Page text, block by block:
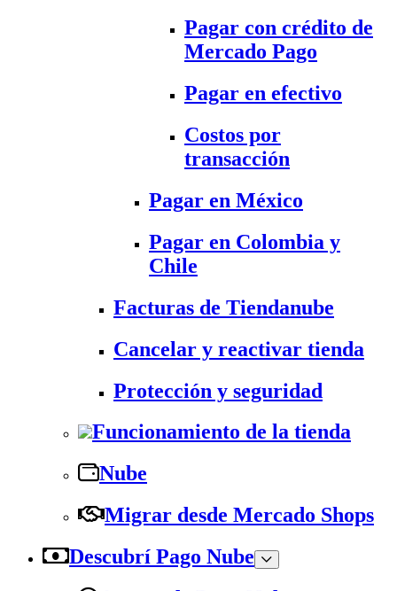
Pagar con crédito de
Mercado Pago
Pagar en efectivo
Costos por
transacción
Pagar en México
Pagar en Colombia y
Chile
Facturas de Tiendanube
Cancelar y reactivar tienda
Protección y seguridad
Funcionamiento de la tienda
Nube
Migrar desde Mercado Shops
Descubrí Pago Nube